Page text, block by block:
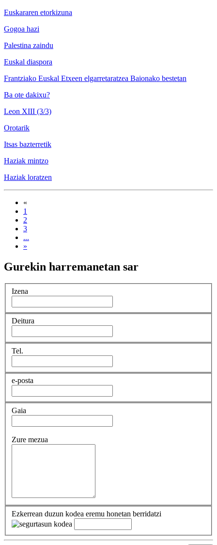
Euskararen etorkizuna
Gogoa hazi
Palestina zaindu
Euskal diaspora
Frantziako Euskal Etxeen elgarretaratzea Baionako bestetan
Ba ote dakixu?
Leon XIII (3/3)
Orotarik
Itsas bazterretik
Haziak mintzo
Haziak loratzen
«
1
2
3
...
»
Gurekin harremanetan sar
Izena
Deitura
Tel.
e-posta
Gaia
Zure mezua
Ezkerrean duzun kodea eremu honetan berridatzi